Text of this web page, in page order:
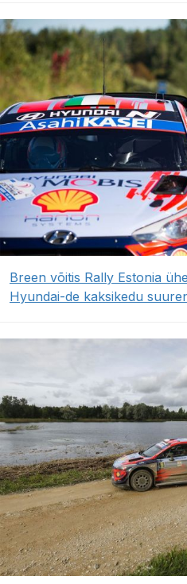
Breen võitis Rally Estonia
Hyundai-de kaksikedu